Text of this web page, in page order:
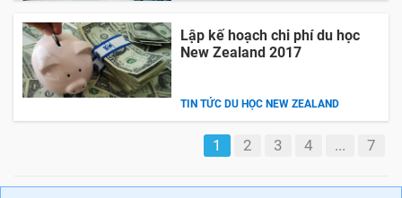
Lập kế hoạch chi phí du học
New Zealand 2017
TIN TỨC DU HỌC NEW ZEALAND
1 2 3 4 ... 7